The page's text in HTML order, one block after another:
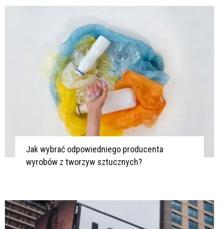
Jak wybrać odpowiedniego producenta
wyrobów z tworzyw sztucznych?